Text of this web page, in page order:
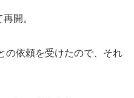
開。
の依頼を受けたので、それ